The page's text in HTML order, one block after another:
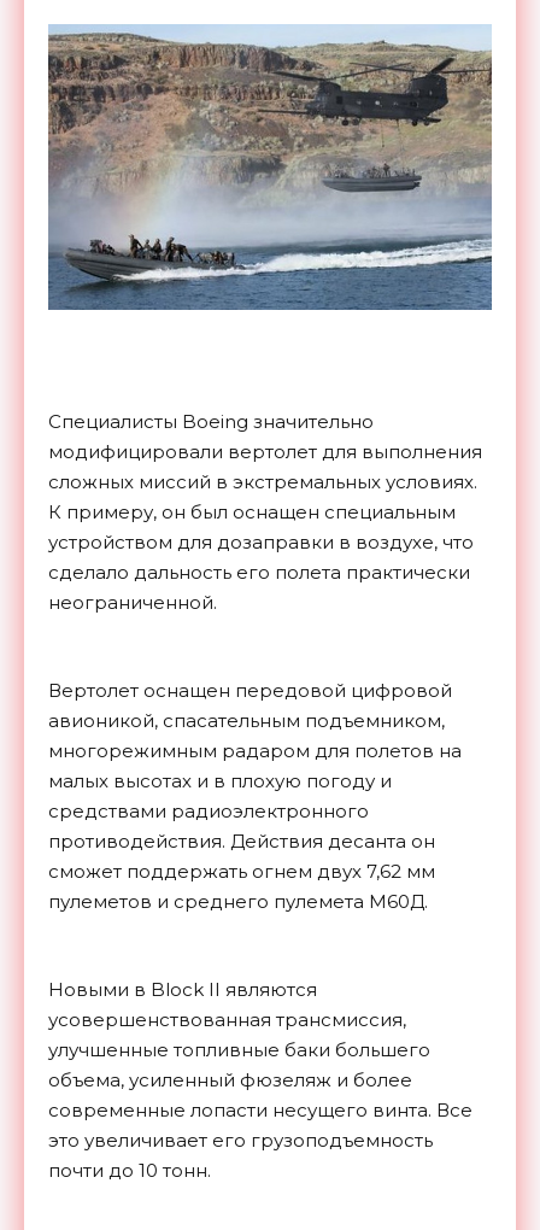
Специалисты Boeing значительно
модифицировали вертолет для выполнения
сложных миссий в экстремальных условиях.
К примеру, он был оснащен специальным
устройством для дозаправки в воздухе, что
сделало дальность его полета практически
неограниченной.
Вертолет оснащен передовой цифровой
авионикой, спасательным подъемником,
многорежимным радаром для полетов на
малых высотах и в плохую погоду и
средствами радиоэлектронного
противодействия. Действия десанта он
сможет поддержать огнем двух 7,62 мм
пулеметов и среднего пулемета М60Д.
Новыми в Block II являются
усовершенствованная трансмиссия,
улучшенные топливные баки большего
объема, усиленный фюзеляж и более
современные лопасти несущего винта. Все
это увеличивает его грузоподъемность
почти до 10 тонн.